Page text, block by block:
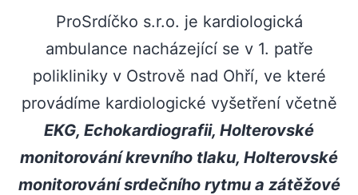
s.r.o.
ProSrdíčko s.r.o. je kardiologická
ambulance nacházející se v 1. patře
polikliniky v Ostrově nad Ohří, ve které
provádíme kardiologické vyšetření včetně
EKG, Echokardiografii, Holterovské
monitorování krevního tlaku, Holterovské
monitorování srdečního rytmu a zátěžové